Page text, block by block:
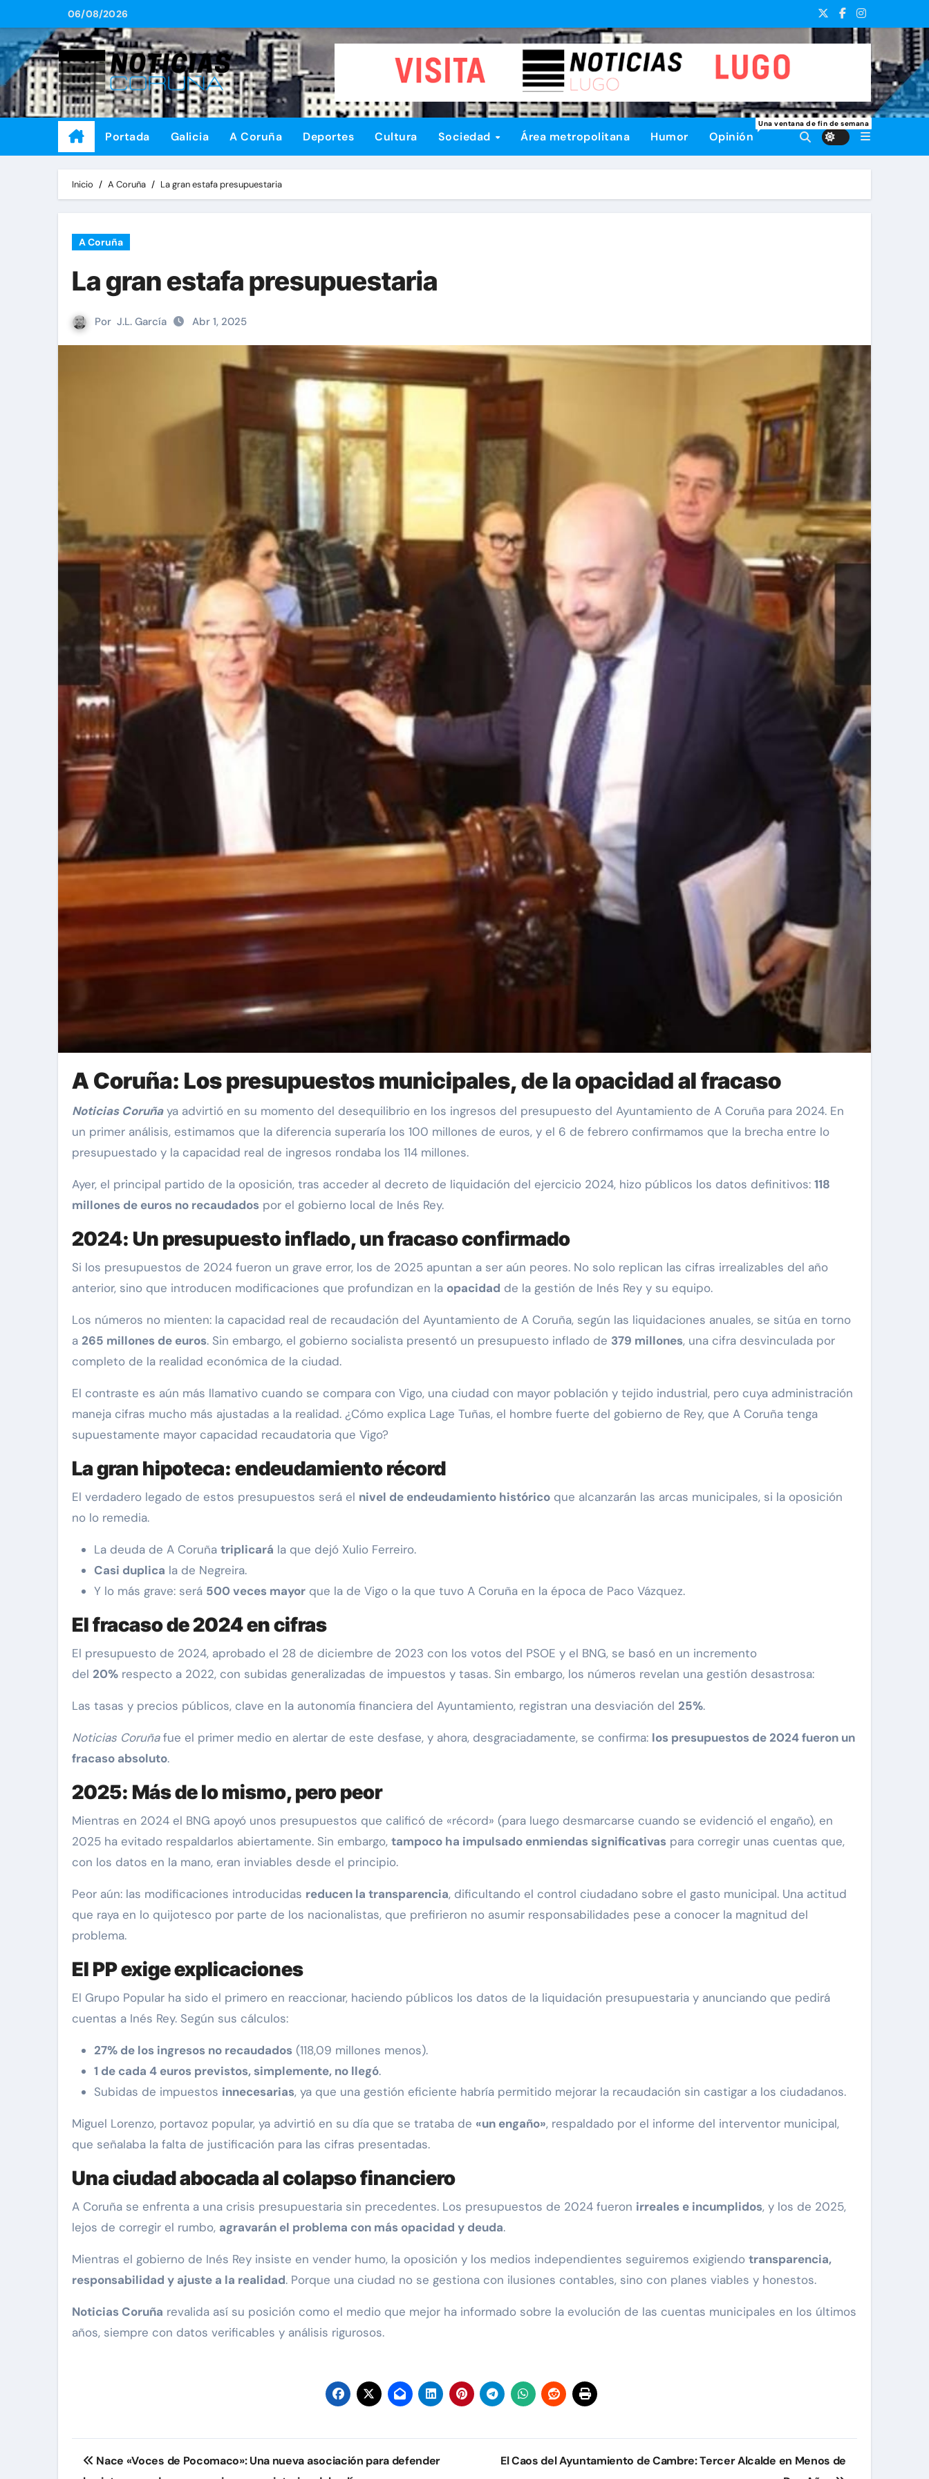
al
contenido
06/08/2026
Portada Galicia A Coruña Deportes Cultura Sociedad Área metropolitana Humor Opinión
Una ventana de fin de semana
Inicio A Coruña La gran estafa presupuestaria
A Coruña
La gran estafa presupuestaria
Por J.L. García Abr 1, 2025
A Coruña: Los presupuestos municipales, de la opacidad al fracaso
Noticias Coruñaya advirtió en su momento del desequilibrio en los ingresos del presupuesto del Ayuntamiento de A Coruña para 2024. En
un primer análisis, estimamos que la diferencia superaría los 100 millones de euros, y el 6 de febrero confirmamos que la brecha entre lo
presupuestado y la capacidad real de ingresos rondaba los 114 millones.
Ayer, el principal partido de la oposición, tras acceder al decreto de liquidación del ejercicio 2024, hizo públicos los datos definitivos: 118
millones de euros no recaudados por el gobierno local de Inés Rey.
2024: Un presupuesto inflado, un fracaso confirmado
Si los presupuestos de 2024 fueron un grave error, los de 2025 apuntan a ser aún peores. No solo replican las cifras irrealizables del año
anterior, sino que introducen modificaciones que profundizan en la opacidad de la gestión de Inés Rey y su equipo.
Los números no mienten: la capacidad real de recaudación del Ayuntamiento de A Coruña, según las liquidaciones anuales, se sitúa en torno
a 265 millones de euros. Sin embargo, el gobierno socialista presentó un presupuesto inflado de 379 millones, una cifra desvinculada por
completo de la realidad económica de la ciudad.
El contraste es aún más llamativo cuando se compara con Vigo, una ciudad con mayor población y tejido industrial, pero cuya administración
maneja cifras mucho más ajustadas a la realidad. ¿Cómo explica Lage Tuñas, el hombre fuerte del gobierno de Rey, que A Coruña tenga
supuestamente mayor capacidad recaudatoria que Vigo?
La gran hipoteca: endeudamiento récord
El verdadero legado de estos presupuestos será el nivel de endeudamiento histórico que alcanzarán las arcas municipales, si la oposición
no lo remedia.
La deuda de A Coruña triplicará la que dejó Xulio Ferreiro.
Casi duplica la de Negreira.
Y lo más grave: será 500 veces mayor que la de Vigo o la que tuvo A Coruña en la época de Paco Vázquez.
El fracaso de 2024 en cifras
El presupuesto de 2024, aprobado el 28 de diciembre de 2023 con los votos del PSOE y el BNG, se basó en un incremento
del 20% respecto a 2022, con subidas generalizadas de impuestos y tasas. Sin embargo, los números revelan una gestión desastrosa:
Las tasas y precios públicos, clave en la autonomía financiera del Ayuntamiento, registran una desviación del 25%.
Noticias Coruñafue el primer medio en alertar de este desfase, y ahora, desgraciadamente, se confirma: los presupuestos de 2024 fueron un
fracaso absoluto.
2025: Más de lo mismo, pero peor
Mientras en 2024 el BNG apoyó unos presupuestos que calificó de «récord» (para luego desmarcarse cuando se evidenció el engaño), en
2025 ha evitado respaldarlos abiertamente. Sin embargo, tampoco ha impulsado enmiendas significativas para corregir unas cuentas que,
con los datos en la mano, eran inviables desde el principio.
Peor aún: las modificaciones introducidas reducen la transparencia, dificultando el control ciudadano sobre el gasto municipal. Una actitud
que raya en lo quijotesco por parte de los nacionalistas, que prefirieron no asumir responsabilidades pese a conocer la magnitud del
problema.
El PP exige explicaciones
El Grupo Popular ha sido el primero en reaccionar, haciendo públicos los datos de la liquidación presupuestaria y anunciando que pedirá
cuentas a Inés Rey. Según sus cálculos:
27% de los ingresos no recaudados (118,09 millones menos).
1 de cada 4 euros previstos, simplemente, no llegó.
Subidas de impuestos innecesarias, ya que una gestión eficiente habría permitido mejorar la recaudación sin castigar a los ciudadanos.
Miguel Lorenzo, portavoz popular, ya advirtió en su día que se trataba de «un engaño», respaldado por el informe del interventor municipal,
que señalaba la falta de justificación para las cifras presentadas.
Una ciudad abocada al colapso financiero
A Coruña se enfrenta a una crisis presupuestaria sin precedentes. Los presupuestos de 2024 fueron irreales e incumplidos, y los de 2025,
lejos de corregir el rumbo, agravarán el problema con más opacidad y deuda.
Mientras el gobierno de Inés Rey insiste en vender humo, la oposición y los medios independientes seguiremos exigiendo transparencia,
responsabilidad y ajuste a la realidad. Porque una ciudad no se gestiona con ilusiones contables, sino con planes viables y honestos.
Noticias Coruña revalida así su posición como el medio que mejor ha informado sobre la evolución de las cuentas municipales en los últimos
años, siempre con datos verificables y análisis rigurosos.
Navegación
Nace «Voces de Pocomaco»: Una nueva asociación para defender
El Caos del Ayuntamiento de Cambre: Tercer Alcalde en Menos de